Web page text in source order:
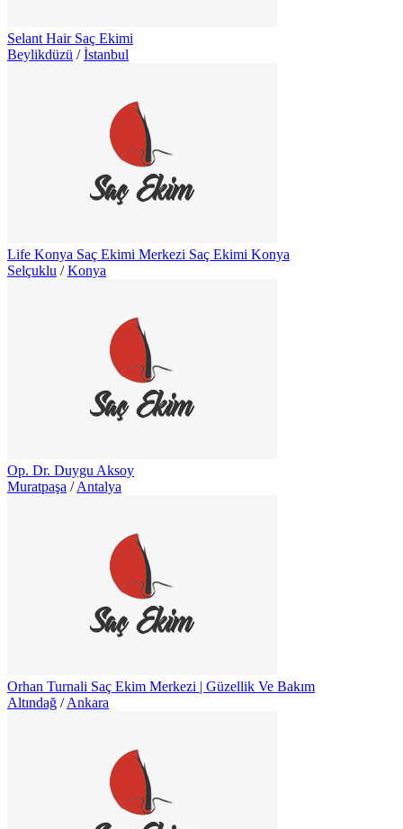
Selant Hair Saç Ekimi
Beylikdüzü /İstanbul
Life Konya Saç Ekimi Merkezi Saç Ekimi Konya
Selçuklu /Konya
Op. Dr. Duygu Aksoy
Muratpaşa /Antalya
Orhan Turnali Saç Ekim Merkezi | Güzellik Ve Bakım
Altındağ /Ankara